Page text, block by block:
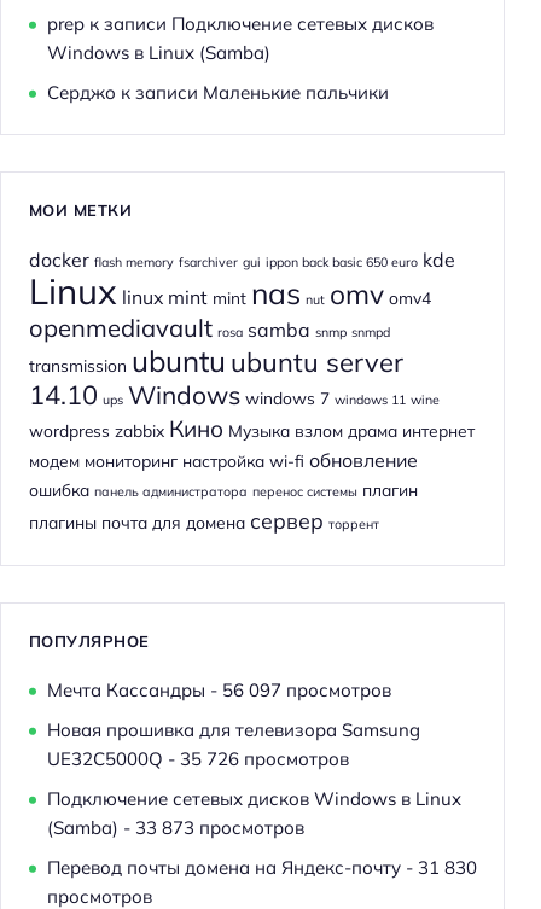
prepк записи Подключение сетевых дисков
Windows в Linux (Samba)
Серджо к записи Маленькие пальчики
МОИ МЕТКИ
docker flash memory fsarchiver gui ippon back basic 650 euro kde
Linux linux mint mint nas nut omv omv4
openmediavault rosa samba snmp snmpd
transmission ubuntu ubuntu server
14.10 ups Windows windows 7 windows 11 wine
wordpress zabbix Кино Музыка взлом драма интернет
модем мониторинг настройка wi-fi обновление
ошибка панель администратора перенос системы плагин
плагины почта для домена сервер торрент
ПОПУЛЯРНОЕ
Мечта Кассандры - 56 097 просмотров
Новая прошивка для телевизора Samsung
UE32C5000Q - 35 726 просмотров
Подключение сетевых дисков Windows в Linux
(Samba) - 33 873 просмотров
Перевод почты домена на Яндекс-почту- 31 830
просмотров